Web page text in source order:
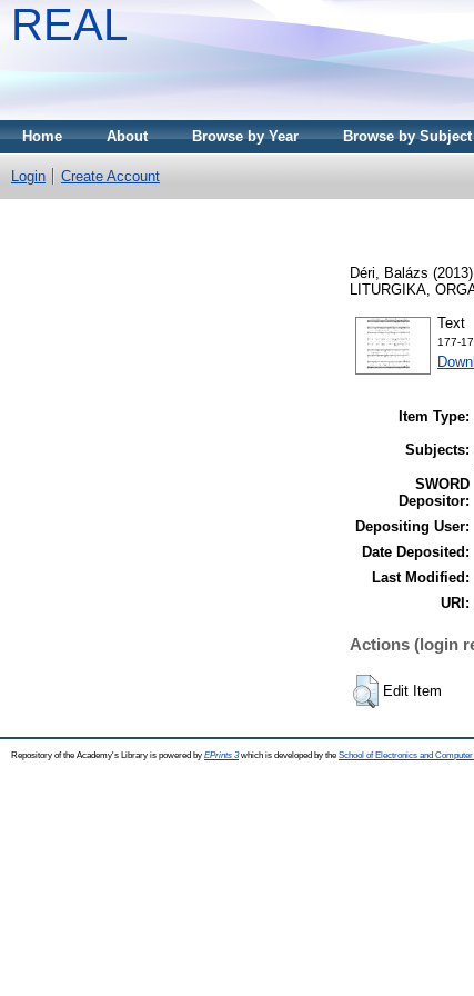
REAL
Home About Browse by Year Browse by Subject
Login Create Account
Déri, Balázs (2013)
LITURGIKA,
Text
177-
Item Type:
Subjects:
SWORD
Depositor:
Depositing User:
Date Deposited:
Last Modified:
URI:
Actions (login
Edit Item
Repository of the Academy's Library is powered by EPrints 3which is developed by the School of Electronics and